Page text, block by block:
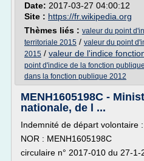
Date: 2017-03-27 04:00:12
Site : https://fr.wikipedia.org
Thèmes liés : valeur du point
territoriale 2015 / valeur du point
2015 / valeur de l'indice
point d'indice de la fonction
dans la fonction publique 2012
MENH1605198C -
nationale, de l ...
Indemnité de départ volontaire
NOR : MENH1605198C
circulaire n° 2017-010 du 27-1-